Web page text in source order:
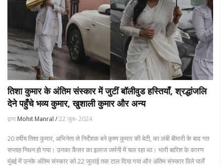
तिशा कुमार के अंतिम संस्कार में जुटीं बॉलीवुड हस्तियाँ, श्रद्धांजलि
देने पहुँचे भव्य कुमार, खुशाली कुमार और अन्य
द्वारा Mohit Manral /22 जुल॰ 2024
20 वर्षीय तिशा कुमार, अभिनेता से निर्देशक बने कृष्ण कुमार की बेटी, का लंबी बीमारी के बाद गत
सप्ताह निधन हो गया। उनका कैंसर का इलाज जर्मनी में चल रहा था। भारी बारिश के कारण
मुंबई में उनके अंतिम संस्कार को 22 जुलाई तक टाल दिया गया और अंतिम संस्कार विले पार्ले